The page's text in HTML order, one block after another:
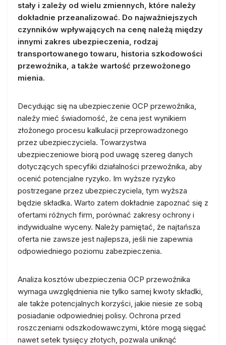
stały i zależy od wielu zmiennych, które należy
dokładnie przeanalizować. Do najważniejszych
czynników wpływających na cenę należą między
innymi zakres ubezpieczenia, rodzaj
transportowanego towaru, historia szkodowości
przewoźnika, a także wartość przewożonego
mienia.
Decydując się na ubezpieczenie OCP przewoźnika,
należy mieć świadomość, że cena jest wynikiem
złożonego procesu kalkulacji przeprowadzonego
przez ubezpieczyciela. Towarzystwa
ubezpieczeniowe biorą pod uwagę szereg danych
dotyczących specyfiki działalności przewoźnika, aby
ocenić potencjalne ryzyko. Im wyższe ryzyko
postrzegane przez ubezpieczyciela, tym wyższa
będzie składka. Warto zatem dokładnie zapoznać się z
ofertami różnych firm, porównać zakresy ochrony i
indywidualne wyceny. Należy pamiętać, że najtańsza
oferta nie zawsze jest najlepsza, jeśli nie zapewnia
odpowiedniego poziomu zabezpieczenia.
Analiza kosztów ubezpieczenia OCP przewoźnika
wymaga uwzględnienia nie tylko samej kwoty składki,
ale także potencjalnych korzyści, jakie niesie ze sobą
posiadanie odpowiedniej polisy. Ochrona przed
roszczeniami odszkodowawczymi, które mogą sięgać
nawet setek tysięcy złotych, pozwala uniknąć